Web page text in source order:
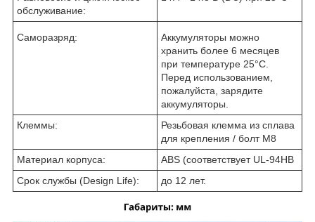
обслуживание:
Саморазряд:
Аккумуляторы можно
хранить более 6 месяцев
при температуре 25°C.
Перед использованием,
пожалуйста, зарядите
аккумуляторы.
Клеммы:
Резьбовая клемма из сплава
для крепления / болт M8
Материал корпуса:
ABS (соответствует UL-94HB
Срок службы (Design Life):
до 12 лет.